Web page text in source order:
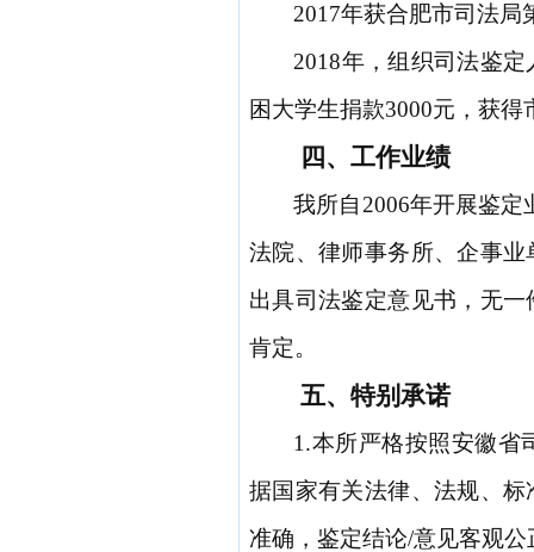
2017年获合肥市司法局
2018年，组织司法鉴
困大学生捐款3000元，获
四、 工作业绩
我所自 2006年开展鉴定
法院、律师事务所、企事
出具司法鉴定意见书，无
肯定。
五、 特别承诺
1.本所严格按照安徽省
据国家有关法律、法规、
准确 ， 鉴定结论/意见客观公